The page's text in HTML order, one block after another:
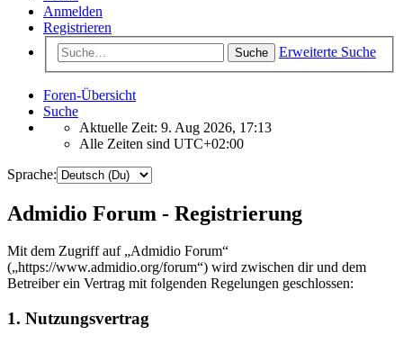
Anmelden
Registrieren
Suche Erweiterte Suche
Foren-Übersicht
Suche
Aktuelle Zeit: 9. Aug 2026, 17:13
Alle Zeiten sind UTC+02:00
Sprache:
Admidio Forum - Registrierung
Mit dem Zugriff auf „Admidio Forum“
(„https://www.admidio.org/forum“) wird zwischen dir und dem
Betreiber ein Vertrag mit folgenden Regelungen geschlossen:
1. Nutzungsvertrag